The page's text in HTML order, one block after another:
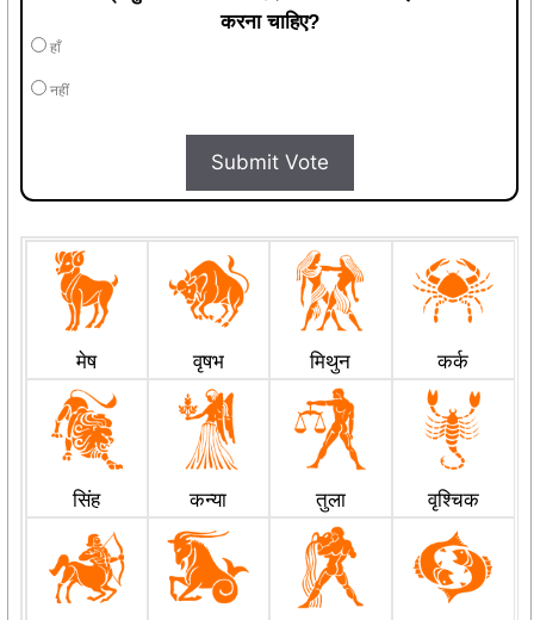
करना चाहिए?
हाँ
नहीं
Submit Vote
मेष वृषभ मिथुन कर्क
सिंह कन्या तुला वृश्चिक